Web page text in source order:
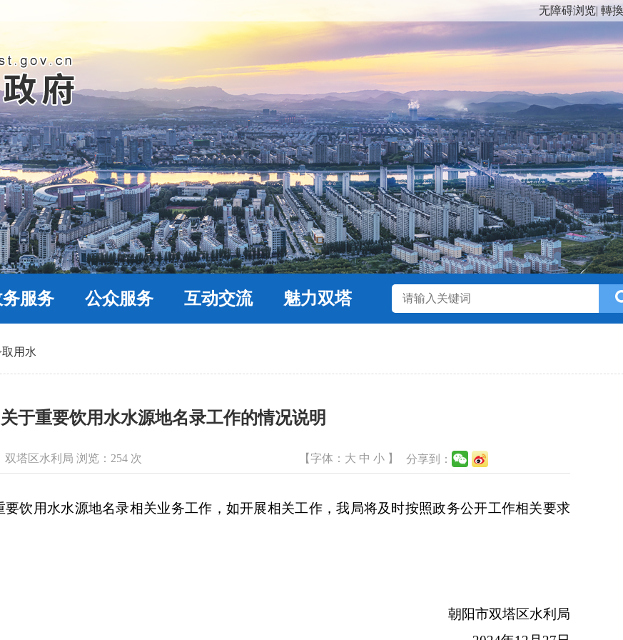
无障碍浏览| 轉
服务 公众服务 互动交流 魅力双塔
取用水
关于重要饮用水水源地名录工作的情况说明
塔区水利局 浏览： 254 次 【字体： 大 中 小 】 分享到：
用水水源地名录相关业务工作，如开展相关工作，我局将及时按照政务公开工作相关要求
朝阳市双塔区水利局